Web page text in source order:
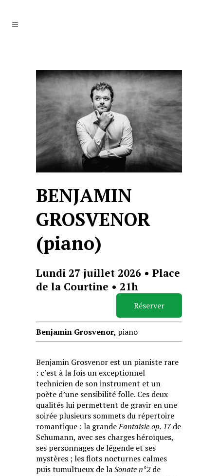
BENJAMIN
GROSVENOR
(piano)
Lundi 27 juillet 2026 • Place
de la Courtine • 21h
Réserver
Benjamin Grosvenor, piano
Benjamin Grosvenor est un pianiste rare
: c’est à la fois un exceptionnel
technicien de son instrument et un
poète d’une sensibilité folle. Ces deux
qualités lui permettent de gravir en une
soirée plusieurs sommets du répertoire
romantique : la grandeFantaisie op. 17de
Schumann, avec ses charges héroïques,
ses personnages de légende et ses
mystères ; les flots nocturnes calmes
puis tumultueux de laSonate n°2de